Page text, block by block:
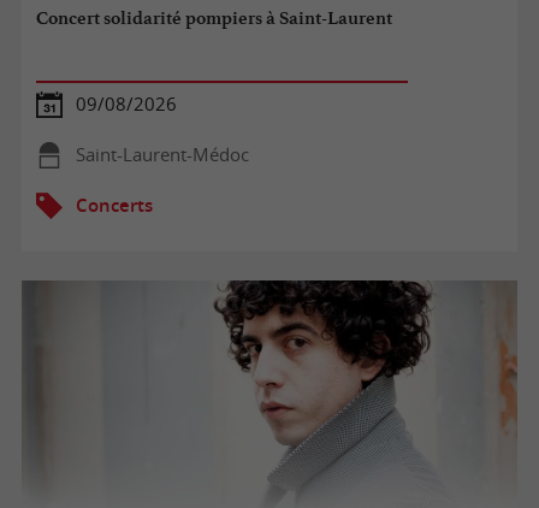
Concert solidarité pompiers à Saint-Laurent
09/08/2026
Saint-Laurent-Médoc
Concerts